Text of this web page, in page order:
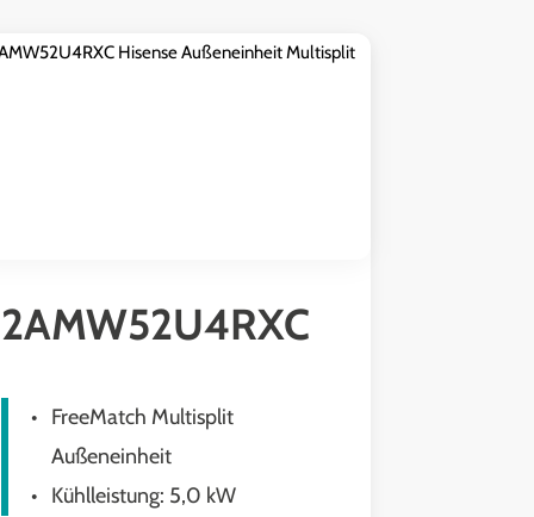
2AMW52U4RXC
FreeMatch Multisplit
Außeneinheit
Kühlleistung: 5,0 kW